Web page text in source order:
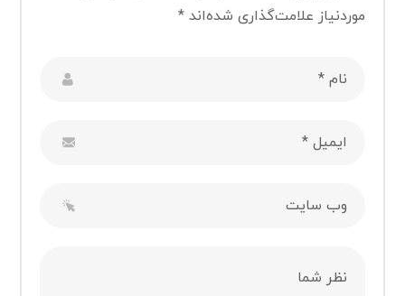
موردنیاز علامت‌گذاری شده‌اند*